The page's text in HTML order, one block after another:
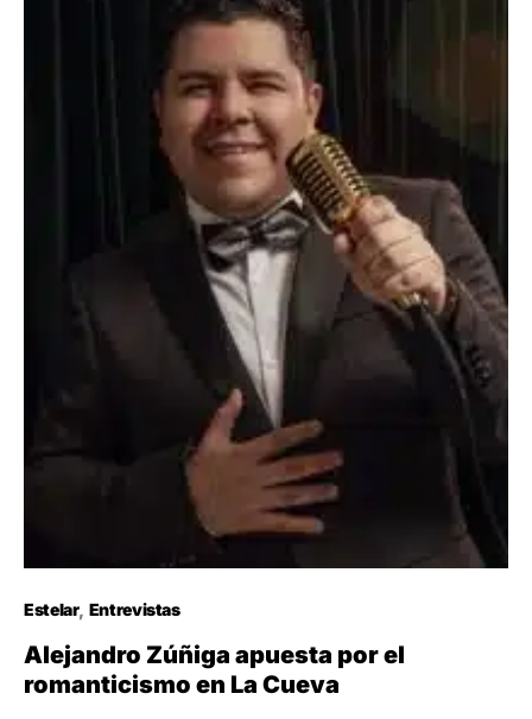
Estelar Entrevistas
Alejandro Zúñiga apuesta por el
romanticismo en La Cueva